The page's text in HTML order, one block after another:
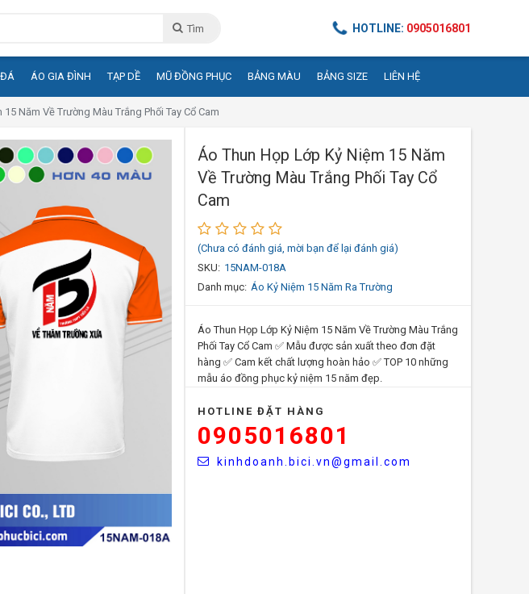
Tìm HOTLINE: 0905016801
ĐÁ ÁO GIA ĐÌNH TẠP DỀ MŨ ĐỒNG PHỤC BẢNG MÀU BẢNG SIZE LIÊN HỆ
Năm Về Trường Màu Trắng Phối Tay Cổ Cam
Áo Thun Họp Lớp Kỷ Niệm 15 Năm
Về Trường Màu Trắng Phối Tay Cổ
Cam
(Chưa có đánh giá, mời bạn để lại đánh giá)
SKU: 15NAM-018A
Danh mục: Áo Kỷ Niệm 15 Năm Ra Trường
Áo Thun Họp Lớp Kỷ Niệm 15 Năm Về Trường Màu Trắng
Phối Tay Cổ Cam ✅ Mẫu được sản xuất theo đơn đặt
hàng ✅ Cam kết chất lượng hoàn hảo ✅ TOP 10 những
mẫu áo đồng phục kỷ niệm 15 năm đẹp.
HOTLINE ĐẶT HÀNG
0905016801
kinhdoanh.bici.vn@gmail.com